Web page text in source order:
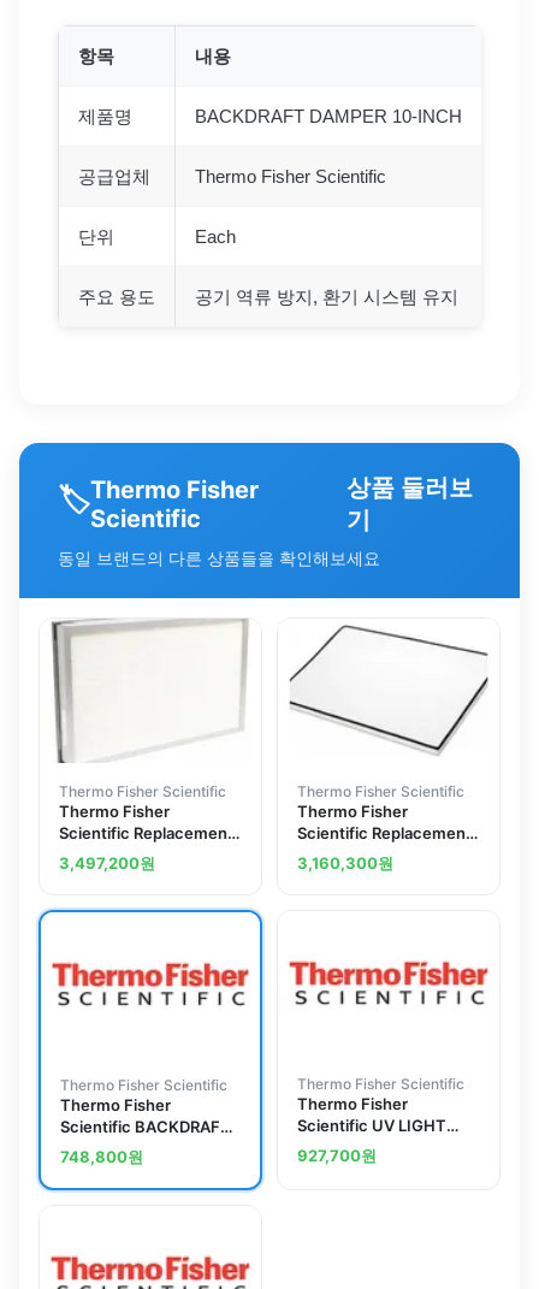
항목 내용
제품명 BACKDRAFT DAMPER 10-INCH
공급업체 Thermo Fisher Scientific
단위 Each
주요 용도 공기 역류 방지, 환기 시스템 유지
🏷️Thermo Fisher
Scientific
상품 둘러보
기
동일 브랜드의 다른 상품들을 확인해보세요
Thermo Fisher Scientific
Thermo Fisher
Scientific Replacement
Exhaust HEPA Filter for
Class II Biosafety
3,497,200원
Thermo Fisher Scientific
Thermo Fisher
Scientific Replacement
Supply ULPA Filter,
Nominal Width: 4 ft.; 48
3,160,300원
Thermo Fisher Scientific
Thermo Fisher
Scientific BACKDRAFT
DAMPER 10-INCH
748,800원
Thermo Fisher Scientific
Thermo Fisher
Scientific UV LIGHT
OPTION QI230V
927,700원